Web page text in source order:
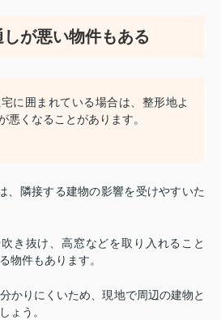
しが悪い物件もある
に囲まれている場合は、整形地よ
悪くなることがあります。
、隣接する建物の影響を受けやすいた
き抜け、高窓などを取り入れること
物件もあります。
かりにくいため、現地で周辺の建物と
ょう。